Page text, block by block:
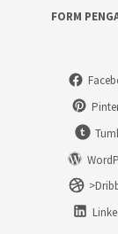
FORM